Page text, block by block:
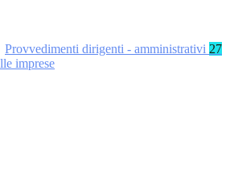
Provvedimenti dirigenti - amministrativi 27
imprese